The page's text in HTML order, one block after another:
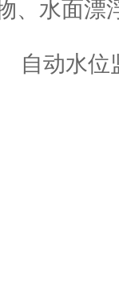
、水面漂